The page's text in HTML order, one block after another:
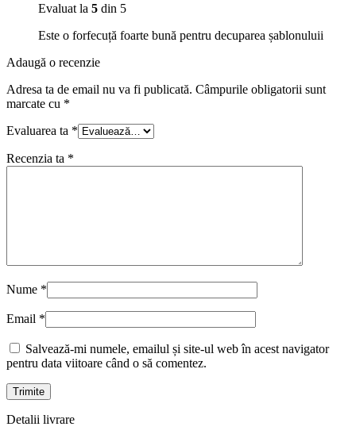
Evaluat la 5 din 5
Este o forfecuță foarte bună pentru decuparea șablonuluii
Adaugă o recenzie
Adresa ta de email nu va fi publicată. Câmpurile obligatorii sunt
marcate cu *
Evaluarea ta *
Recenzia ta *
Nume *
Email *
Salvează-mi numele, emailul și site-ul web în acest navigator
pentru data viitoare când o să comentez.
Detalii livrare